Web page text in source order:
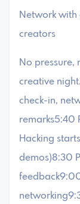
​Network with
creators
​No pressure,
creative
check-in,
remarks5:40
Hacking
demos)8:30